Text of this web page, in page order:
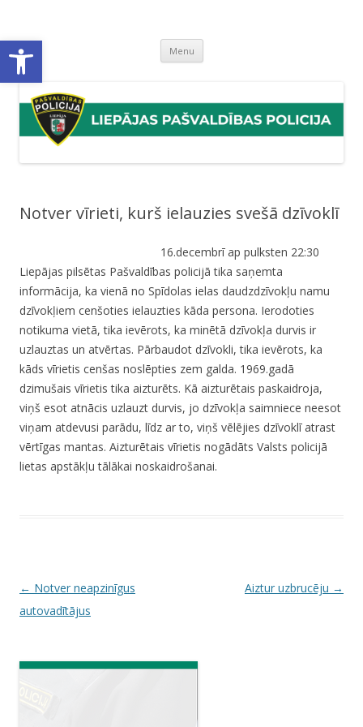
Open toolbar Menu Skip
content
Notver vīrieti, kurš ielauzies svešā dzīvoklī
16.decembrī ap pulksten 22:30
Liepājas pilsētas Pašvaldības policijā tika saņemta
informācija, ka vienā no Spīdolas ielas daudzdzīvokļu namu
dzīvokļiem cenšoties ielauzties kāda persona. Ierodoties
notikuma vietā, tika ievērots, ka minētā dzīvokļa durvis ir
uzlauztas un atvērtas. Pārbaudot dzīvokli, tika ievērots, ka
kāds vīrietis cenšas noslēpties zem galda. 1969.gadā
dzimušais vīrietis tika aizturēts. Kā aizturētais paskaidroja,
viņš esot atnācis uzlauzt durvis, jo dzīvokļa saimniece neesot
viņam atdevusi parādu, līdz ar to, viņš vēlējies dzīvoklī atrast
vērtīgas mantas. Aizturētais vīrietis nogādāts Valsts policijā
lietas apstākļu tālākai noskaidrošanai.
P
o
← Notver neapzinīgus
autovadītājus
Aiztur uzbrucēju →